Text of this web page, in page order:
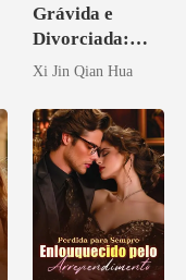
Grávida e
Divorciada:
Escondi o
Xi Jin Qian Hua